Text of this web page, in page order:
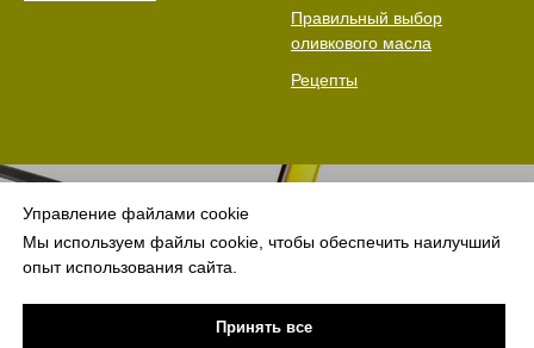
Управление файлами cookie
Мы используем файлы cookie, чтобы обеспечить наилучший
опыт использования сайта.
Принять все
Правильный выбор
оливкового масла
Рецепты